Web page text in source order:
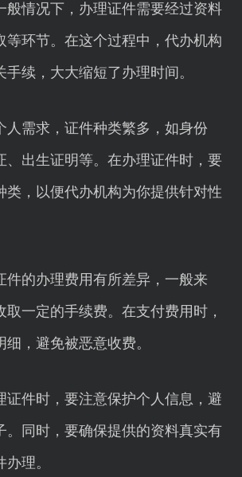
般情况下，办理证件需要经过资料
等环节。在这个过程中，代办机构
续，大大缩短了办理时间。
人需求，证件种类繁多，如身份
、出生证明等。在办理证件时，要
类，以便代办机构为你提供针对性
件的办理费用有所差异，一般来
一定的手续费。在支付费用时，
，避免被恶意收费。
证件时，要注意保护个人信息，避
。同时，要确保提供的资料真实有
理。